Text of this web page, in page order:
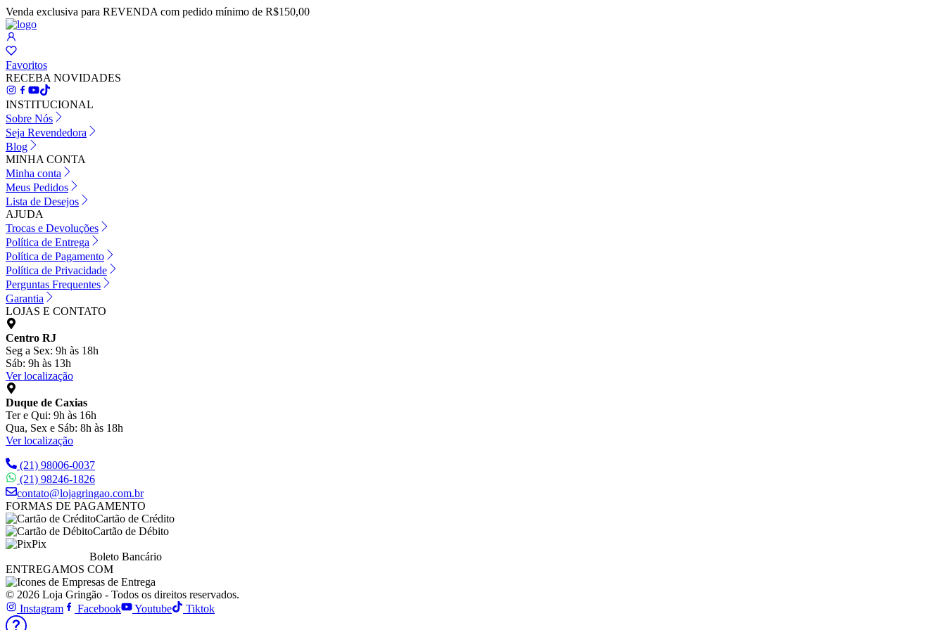
Venda exclusiva para REVENDA com pedido mínimo de R$150,00
Favoritos
RECEBA NOVIDADES
INSTITUCIONAL
Sobre Nós
Seja Revendedora
Blog
MINHA CONTA
Minha conta
Meus Pedidos
Lista de Desejos
AJUDA
Trocas e Devoluções
Política de Entrega
Política de Pagamento
Política de Privacidade
Perguntas Frequentes
Garantia
LOJAS E CONTATO
Centro RJ
Seg a Sex: 9h às 18h
Sáb: 9h às 13h
Ver localização
Duque de Caxias
Ter e Qui: 9h às 16h
Qua, Sex e Sáb: 8h às 18h
Ver localização
(21) 98006-0037
(21) 98246-1826
contato@lojagringao.com.br
FORMAS DE PAGAMENTO
Cartão de Crédito
Cartão de Débito
Pix
Boleto Bancário
ENTREGAMOS COM
© 2026 Loja Gringão - Todos os direitos reservados.
Instagram
Facebook Youtube Tiktok